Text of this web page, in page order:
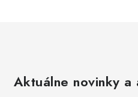
Aktuálne novinky a